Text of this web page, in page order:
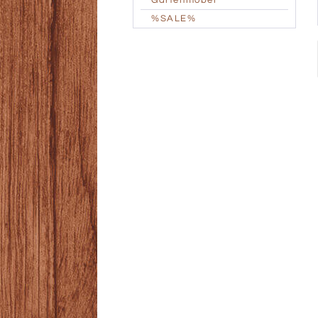
%SALE%